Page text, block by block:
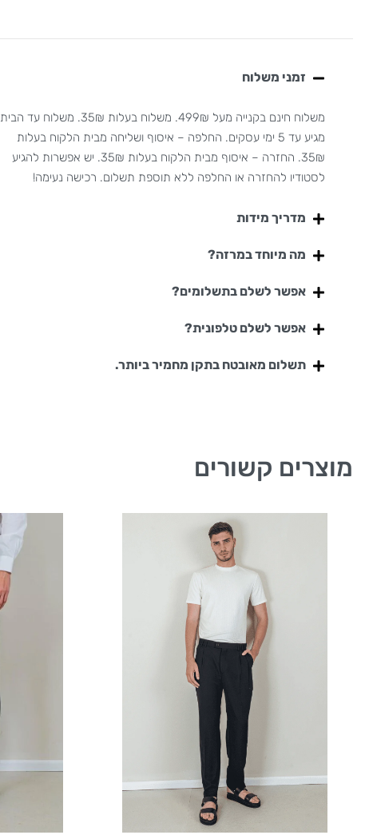
זמני משלוח
משלוח חינם בקנייה מעל 499₪. משלוח בעלות 35₪. משלוח עד הבית
מגיע עד 5 ימי עסקים. החלפה – איסוף ושליחה מבית הלקוח בעלות
35₪. החזרה – איסוף מבית הלקוח בעלות 35₪. יש אפשרות להגיע
לסטודיו להחזרה או החלפה ללא תוספת תשלום. רכישה נעימה!
מדריך מידות
מה מיוחד במרזה?
אפשר לשלם בתשלומים?
אפשר לשלם טלפונית?
תשלום מאובטח בתקן מחמיר ביותר.
מוצרים קשורים